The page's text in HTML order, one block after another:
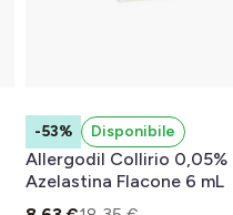
-53% Disponibile
Allergodil Collirio 0,05%
Azelastina Flacone 6 mL